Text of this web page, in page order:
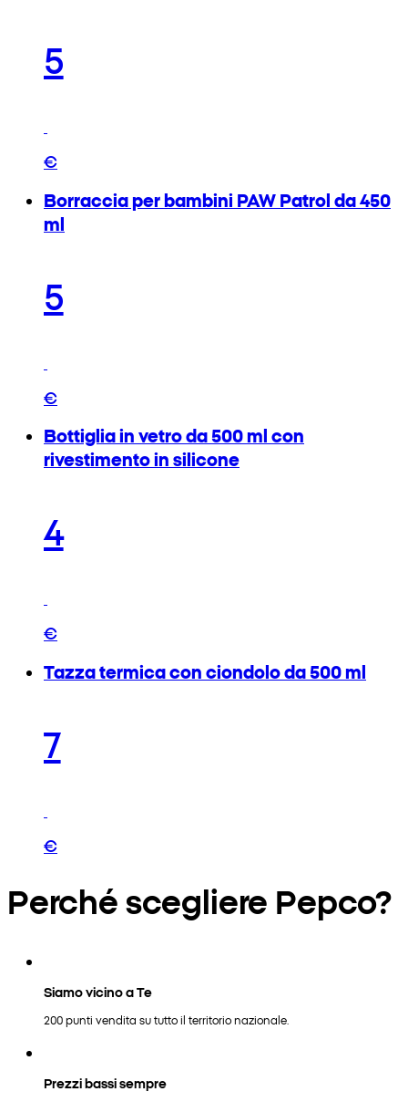
5
€
Borraccia per bambini PAW Patrol da 450
ml
5
€
Bottiglia in vetro da 500 ml con
rivestimento in silicone
4
€
Tazza termica con ciondolo da 500 ml
7
€
Perché scegliere Pepco?
Siamo vicino a Te
200 punti vendita su tutto il territorio nazionale.
Prezzi bassi sempre